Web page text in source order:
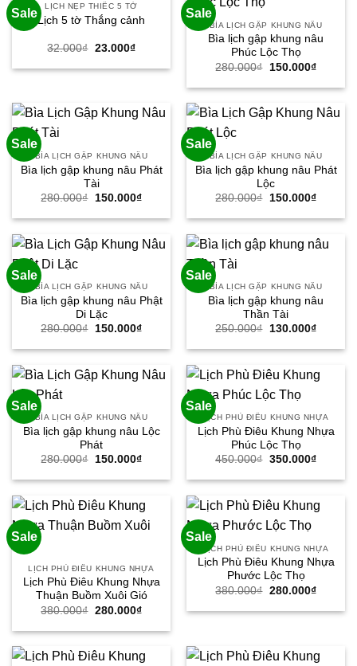
Sale
LỊCH NẸP THIẾC 5 TỜ
Lịch 5 tờ Thắng cảnh
32.000₫ Giá
là:
23.000₫Giá
tại
Sale
BÌA LỊCH GẬP KHUNG NÂU
Bìa lịch gập khung nâu
Phúc Lộc Thọ
280.000₫
Giá
là:
150.000₫Giá
tại
Sale
BÌA LỊCH GẬP KHUNG NÂU
Bìa lịch gập khung nâu Phát
Tài
280.000₫
Giá
là:
150.000₫Giá
tại
150.000₫.
Sale
BÌA LỊCH GẬP KHUNG NÂU
Bìa lịch gập khung nâu Phát
Lộc
280.000₫
Giá
là:
150.000₫Giá
tại
Sale
BÌA LỊCH GẬP KHUNG NÂU
Bìa lịch gập khung nâu Phật
Di Lặc
280.000₫
Giá
là:
150.000₫Giá
tại
150.000₫.
Sale
BÌA LỊCH GẬP KHUNG NÂU
Bìa lịch gập khung nâu
Thần Tài
250.000₫
Giá
là:
130.000₫Giá
tại
Sale
BÌA LỊCH GẬP KHUNG NÂU
Bìa lịch gập khung nâu Lộc
Phát
280.000₫
Giá
là:
150.000₫Giá
tại
150.000₫.
Sale
LỊCH PHÙ ĐIÊU KHUNG NHỰA
Lịch Phù Điêu Khung Nhựa
Phúc Lộc Thọ
450.000₫ Giá
là:
350.000₫Giá
tại
Sale
LỊCH PHÙ ĐIÊU KHUNG NHỰA
Lịch Phù Điêu Khung Nhựa
Thuận Buồm Xuôi Gió
380.000₫ Giá
là:
280.000₫Giá
tại
280.000₫.
Sale
LỊCH PHÙ ĐIÊU KHUNG NHỰA
Lịch Phù Điêu Khung Nhựa
Phước Lộc Thọ
380.000₫ Giá
là:
280.000₫Giá
tại